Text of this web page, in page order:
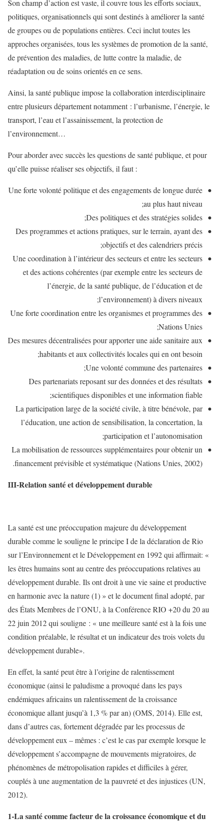
Son champ d’action est vaste, il couvre tous les efforts sociaux,
politiques, organisationnels qui sont destinés à améliorer la santé
de groupes ou de populations entières. Ceci inclut toutes les
approches organisées, tous les systèmes de promotion de la santé,
de prévention des maladies, de lutte contre la maladie, de
réadaptation ou de soins orientés en ce sens.
Ainsi, la santé publique impose la collaboration interdisciplinaire
entre plusieurs département notamment : l’urbanisme, l’énergie, le
transport, l’eau et l’assainissement, la protection de
l’environnement…
Pour aborder avec succès les questions de santé publique, et pour
qu’elle puisse réaliser ses objectifs, il faut :
Une forte volonté politique et des engagements de longue durée
au plus haut niveau;
Des politiques et des stratégies solides;
Des programmes et actions pratiques, sur le terrain, ayant des
objectifs et des calendriers précis;
Une coordination à l’intérieur des secteurs et entre les secteurs
et des actions cohérentes (par exemple entre les secteurs de
l’énergie, de la santé publique, de l’éducation et de
l’environnement) à divers niveaux;
Une forte coordination entre les organismes et programmes des
Nations Unies;
Des mesures décentralisées pour apporter une aide sanitaire aux
habitants et aux collectivités locales qui en ont besoin;
Une volonté commune des partenaires;
Des partenariats reposant sur des données et des résultats
scientifiques disponibles et une information fiable;
La participation large de la société civile, à titre bénévole, par
l’éducation, une action de sensibilisation, la concertation, la
participation et l’autonomisation;
La mobilisation de ressources supplémentaires pour obtenir un
financement prévisible et systématique (Nations Unies, 2002).
III-Relation santé et développement durable
La santé est une préoccupation majeure du développement
durable comme le souligne le principe I de la déclaration de Rio
sur l’Environnement et le Développement en 1992 qui affirmait: «
les êtres humains sont au centre des préoccupations relatives au
développement durable. Ils ont droit à une vie saine et productive
en harmonie avec la nature (1) » et le document final adopté, par
des États Membres de l’ONU, à la Conférence RIO +20 du 20 au
22 juin 2012 qui souligne : « une meilleure santé est à la fois une
condition préalable, le résultat et un indicateur des trois volets du
développement durable».
En effet, la santé peut être à l’origine de ralentissement
économique (ainsi le paludisme a provoqué dans les pays
endémiques africains un ralentissement de la croissance
économique allant jusqu’à 1,3 % par an) (OMS, 2014). Elle est,
dans d’autres cas, fortement dégradée par les processus de
développement eux – mêmes : c’est le cas par exemple lorsque le
développement s’accompagne de mouvements migratoires, de
phénomènes de métropolisation rapides et difficiles à gérer,
couplés à une augmentation de la pauvreté et des injustices (UN,
2012).
1-La santé comme facteur de la croissance économique et du